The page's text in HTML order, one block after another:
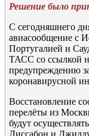
Решение было
С сегодняшнего
авиасообщение с
Португалией и
ТАСС со ссылкой
предупреждению
коронавирусной
Восстановление
перелёты из
будут
Лиссабон и